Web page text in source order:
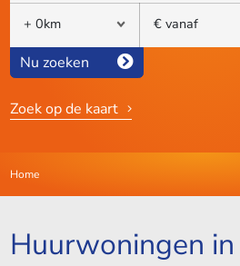
Nu zoeken
Zoek op de kaart
Home
Huurwoningen